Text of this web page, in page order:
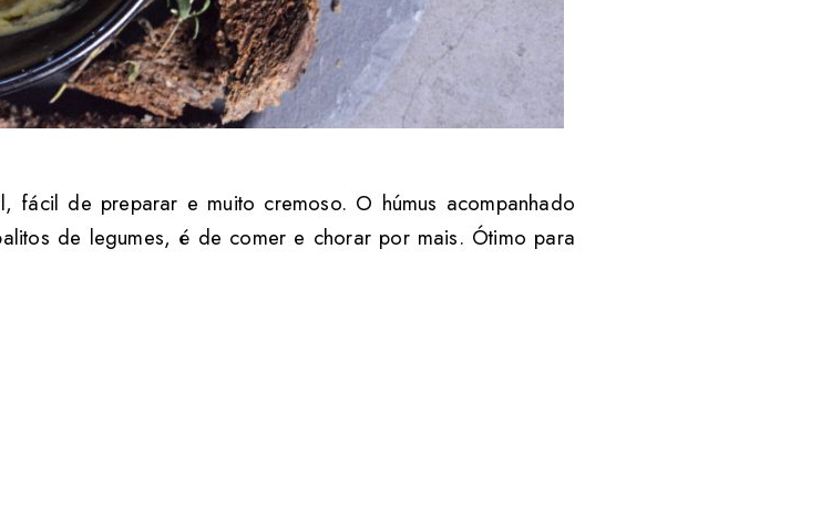
fácil de preparar e muito cremoso. O húmus acompanhado
de legumes, é de comer e chorar por mais. Ótimo para